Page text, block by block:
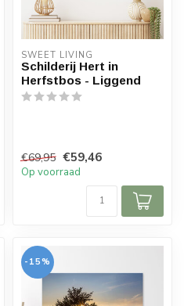
SWEET LIVING
Schilderij Hert in
Herfstbos - Liggend
€69,95 €59,46
Op voorraad
-15%